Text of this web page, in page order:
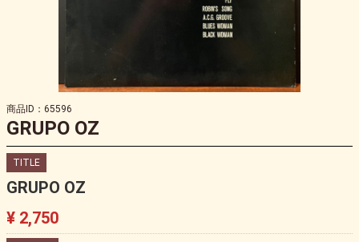
商品ID：65596
GRUPO OZ
TITLE
GRUPO OZ
¥ 2,750